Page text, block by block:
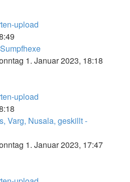
upload
1. Januar 2023, 18:18
upload
Varg, Nusala, geskillt -
1. Januar 2023, 17:47